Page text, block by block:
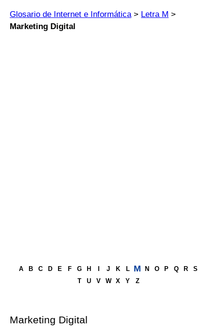
Glosario de Internet e Informática> Letra M >
Marketing Digital
A B C D E F G H J K L M N O P Q R
S
T
U V W X Y Z
Marketing Digital